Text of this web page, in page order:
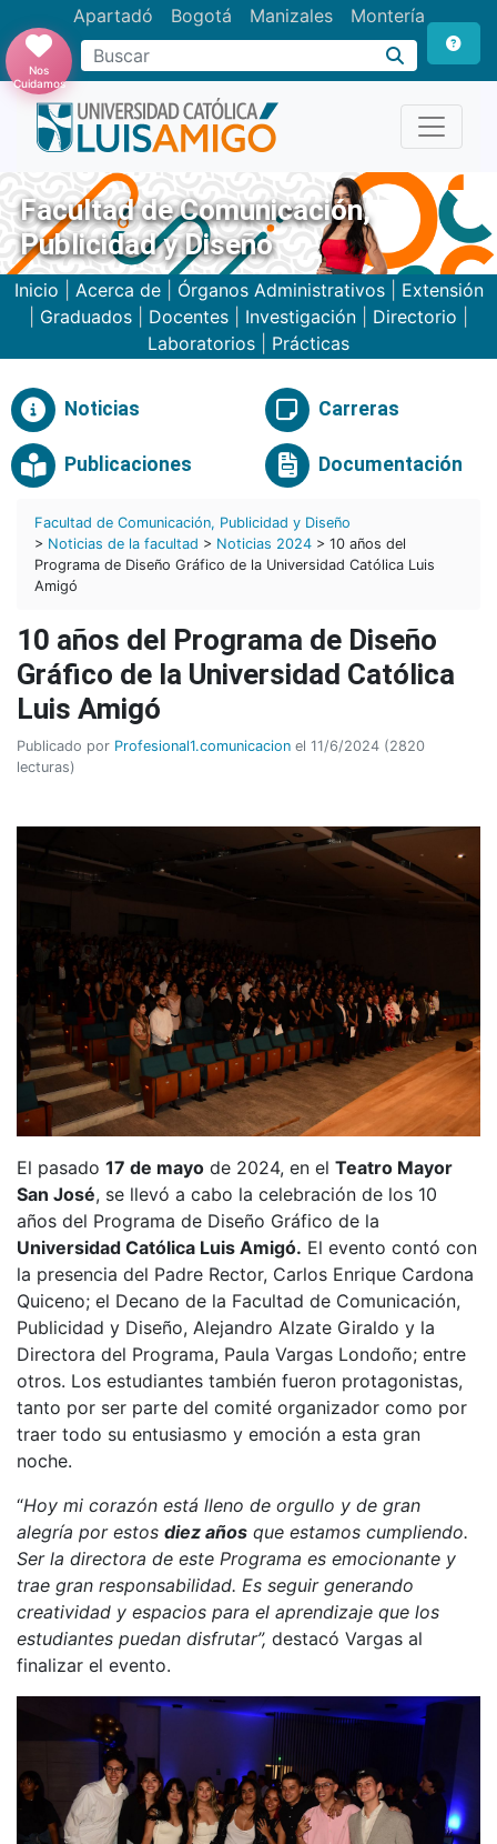
Apartadó Bogotá Manizales Montería
Buscar
Nos
Cuidamos
Facultad de Comunicación,
Publicidad y Diseño
Inicio Acerca de| Órganos Administrativos| Extensión
Graduados Docentes Investigación Directorio
Laboratorios
Prácticas
Noticias Carreras
Publicaciones Documentación
Facultad de Comunicación, Publicidad y Diseño
> Noticias de la facultad > Noticias 2024 > 10 años del
Programa de Diseño Gráfico de la Universidad Católica Luis
Amigó
10 años del Programa de Diseño
Gráfico de la Universidad Católica
Luis Amigó
Publicado por Profesional1.comunicacion el 11/6/2024 (2820
lecturas)
El pasado 17 de mayo de 2024, en el Teatro Mayor
San José, se llevó a cabo la celebración de los 10
años del Programa de Diseño Gráfico de la
Universidad Católica Luis Amigó. El evento contó con
la presencia del Padre Rector, Carlos Enrique Cardona
Quiceno; el Decano de la Facultad de Comunicación,
Publicidad y Diseño, Alejandro Alzate Giraldo y la
Directora del Programa, Paula Vargas Londoño; entre
otros. Los estudiantes también fueron protagonistas,
tanto por ser parte del comité organizador como por
traer todo su entusiasmo y emoción a esta gran
noche.
“Hoy mi corazón está lleno de orgullo y de gran
alegría por estos diez años que estamos cumpliendo.
Ser la directora de este Programa es emocionante y
trae gran responsabilidad. Es seguir generando
creatividad y espacios para el aprendizaje que los
estudiantes puedan disfrutar”, destacó Vargas al
finalizar el evento.